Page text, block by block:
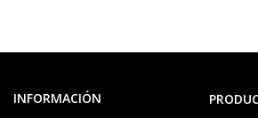
INFORMACIÓN